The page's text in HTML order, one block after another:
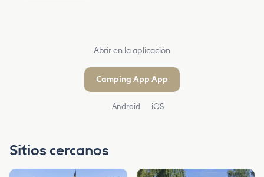
Abrir en la aplicación
Camping App App
Android iOS
Sitios cercanos